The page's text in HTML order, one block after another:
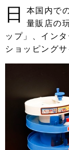
日
本国内で
量販店の
ップ」、イン
ショッピング